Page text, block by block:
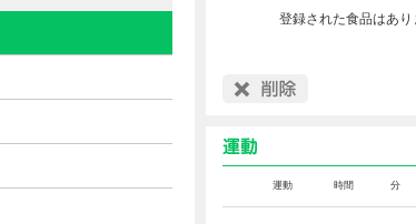
登録された食品はあり
運動 時間 分